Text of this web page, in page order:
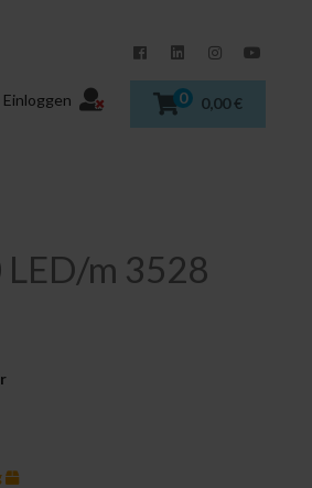
Einloggen 0 0,00 €
m 3528